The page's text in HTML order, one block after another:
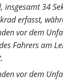
insgesamt 34
erfasst,
vor dem
Fahrers am
vor dem